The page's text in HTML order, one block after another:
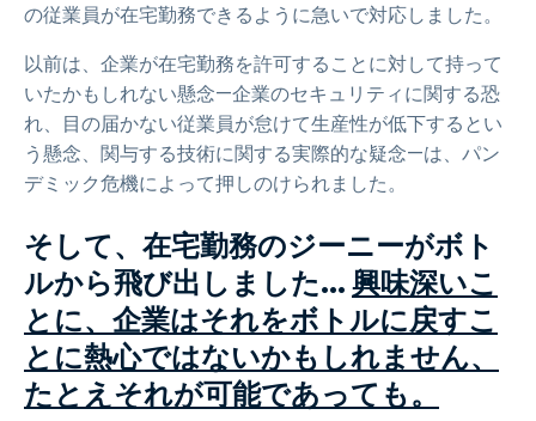
の従業員が在宅勤務できるように急いで対応しました。
以前は、企業が在宅勤務を許可することに対して持って
いたかもしれない懸念—企業のセキュリティに関する恐
れ、目の届かない従業員が怠けて生産性が低下するとい
う懸念、関与する技術に関する実際的な疑念—は、パン
デミック危機によって押しのけられました。
そして、在宅勤務のジーニーがボト
ルから飛び出しました...興味深いこ
とに、企業はそれをボトルに戻すこ
とに熱心ではないかもしれません、
たとえそれが可能であっても。